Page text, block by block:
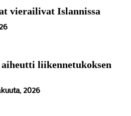
vierailivat Islannissa
liikennetukoksen
2026